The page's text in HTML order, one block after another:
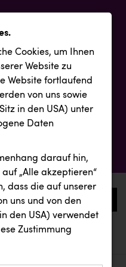
0
Cookies, um Ihnen
Website zu
Website fortlaufend
von uns sowie
in den USA) unter
Daten
darauf hin,
„Alle akzeptieren“
dass die auf unserer
uns und von den
den USA) verwendet
Zustimmung